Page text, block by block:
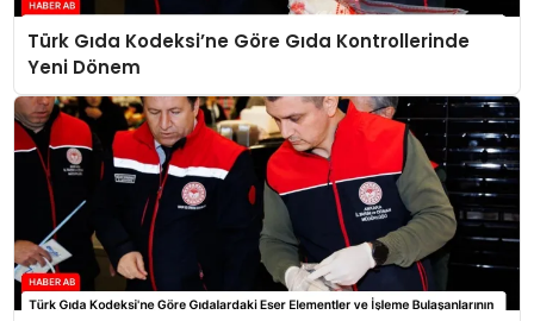
Türk Gıda Kodeksi’ne Göre Gıda Kontrollerinde
Yeni Dönem